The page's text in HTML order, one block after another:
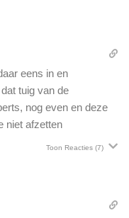
eens in en
tuig van de
nog even en deze
niet afzetten
Toon Reacties (7)